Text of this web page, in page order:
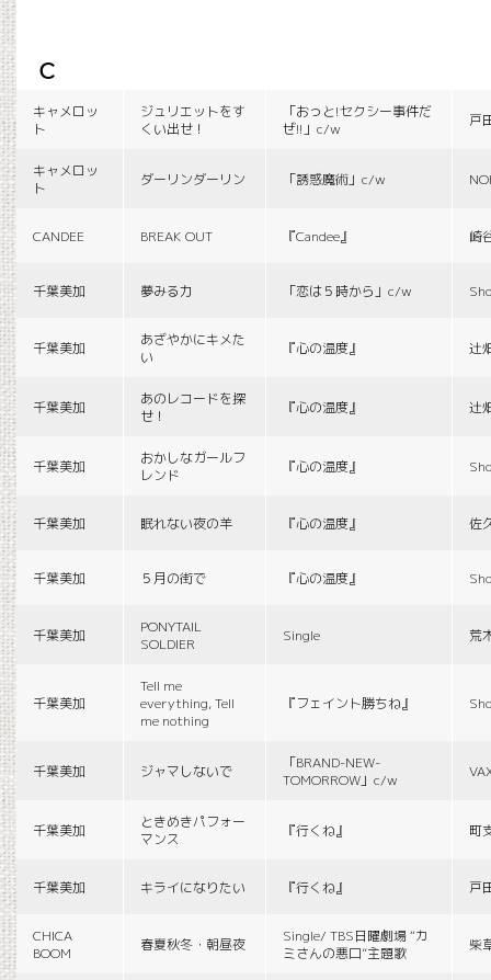
c
キャメロッ
ト
ジュリエットをす
くい出せ！
「おっと!セクシー事件だ
ぜ!!」c/w
戸
キャメロッ
ト
ダーリンダーリン 「誘惑魔術」c/w
CANDEE BREAK OUT 『Candee』 崎
千葉美加 夢みる力 「恋は５時から」c/w
千葉美加
あざやかにキメた
い
『心の温度』 辻
千葉美加
あのレコードを探
せ！
『心の温度』 辻
千葉美加
おかしなガールフ
レンド
『心の温度』
千葉美加 眠れない夜の羊 『心の温度』 佐
千葉美加 ５月の街で 『心の温度』
千葉美加
PONYTAIL
SOLDIER
Single 荒
千葉美加
Tell me
everything, Tell
me nothing
『フェイント勝ちね』
千葉美加 ジャマしないで
「BRAND-NEW-
TOMORROW」c/w
千葉美加
ときめきパフォー
マンス
『行くね』 町
千葉美加 キライになりたい 『行くね』 戸
CHICA
BOOM
春夏秋冬・朝昼夜
Single/ TBS日曜劇場 “カ
ミさんの悪口”主題歌
柴